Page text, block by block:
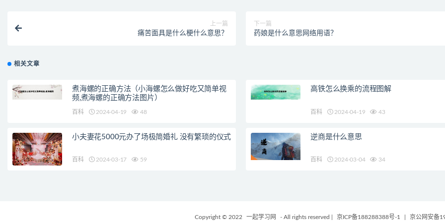
上一篇
痛苦面具是什么梗什么意思？
下一篇
药娘是什么意思网络用语？
相关文章
煮海螺的正确方法（小海螺怎么做好吃又简单视
频,煮海螺的正确方法图片）
百科 2024-04-19 48
高铁怎么换乘的流程图解
百科 2024-04-19 43
小夫妻花5000元办了场极简婚礼 没有繁琐的仪式
百科 2024-03-17 59
逆商是什么意思
百科 2024-03-04 34
Copyright © 2022 一起学习网 - All rights reserved 京ICP备188288388号-1 京公网安备